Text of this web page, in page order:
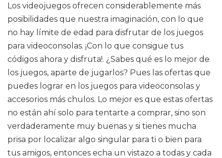
Los videojuegos ofrecen considerablemente más
posibilidades que nuestra imaginación, con lo que
no hay límite de edad para disfrutar de los juegos
para videoconsolas. ¡Con lo que consigue tus
códigos ahora y disfruta!. ¿Sabes qué es lo mejor de
los juegos, aparte de jugarlos? Pues las ofertas que
puedes lograr en los juegos para videoconsolas y
accesorios más chulos. Lo mejor es que estas ofertas
no están ahí solo para tentarte a comprar, sino son
verdaderamente muy buenas y si tienes mucha
prisa por localizar algo singular para ti o bien para
tus amigos, entonces echa un vistazo a todas y cada